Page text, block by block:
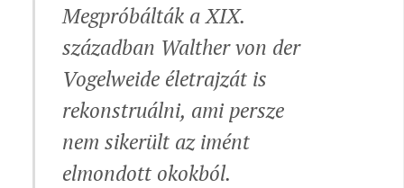
Megpróbálták a XIX.
században Walther von der
Vogelweide életrajzát is
rekonstruálni, ami persze
nem sikerült az imént
elmondott okokból.